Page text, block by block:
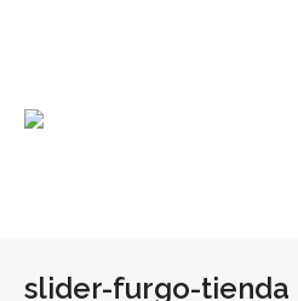
slider-furgo-tienda